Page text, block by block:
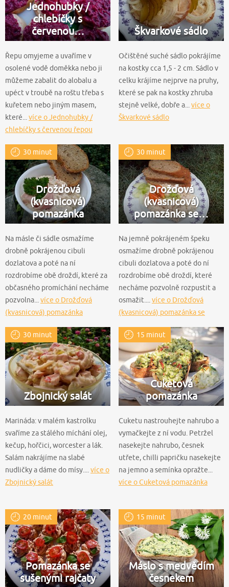
Jednohubky /
chlebíčky s
červenou…
Řepu omyjeme a uvaříme v
osolené vodě doměkka nebo ji
můžeme zabalit do alobalu a
upéct v troubě na roštu třeba s
kuřetem nebo jiným masem,
které...více o Jednohubky /
chlebíčky s červenou řepou
Škvarkové sádlo
Očištěné suché sádlo pokrájíme
na kostky cca 1,5 - 2 cm. Sádlo v
celku krájíme nejprve na pruhy,
které se pak na kostky zhruba
stejně velké, dobře a...více o
Škvarkové sádlo
30 minut
Drožďová
(kvasnicová)
pomazánka
Na másle či sádle osmažíme
drobně pokrájenou cibuli
dozlatova a poté na ní
rozdrobíme obě droždí, které za
občasného promíchání necháme
pozvolna... více o Drožďová
(kvasnicová) pomazánka
30 minut
Drožďová
(kvasnicová)
pomazánka se…
Na jemně pokrájeném špeku
osmažíme drobně pokrájenou
cibuli dozlatova a poté do ní
rozdrobíme obě droždí, které
necháme pozvolně rozpustit a
osmažit.... více o Drožďová
(kvasnicová) pomazánka se
30 minut
Zbojnický salát
Marináda: v malém kastrolku
svaříme za stálého míchání olej,
kečup, hořčici, worcester a lák.
Salám nakrájíme na slabé
nudličky a dáme do mísy.... více o
Zbojnický salát
15 minut
Cuketová
pomazánka
Cuketu nastrouhejte nahrubo a
vymačkejte z ní vodu. Petržel
nasekejte nahrubo, česnek
utřete, chilli papričku nasekejte
na jemno a semínka opražte...
více o Cuketová pomazánka
20 minut
Pomazánka se
sušenými rajčaty
15 minut
Máslo s medvědím
česnekem